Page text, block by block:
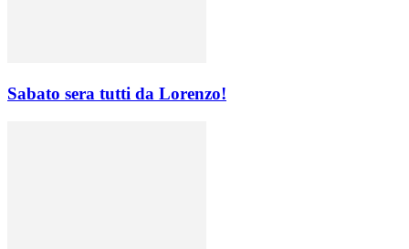
Sabato sera tutti da Lorenzo!